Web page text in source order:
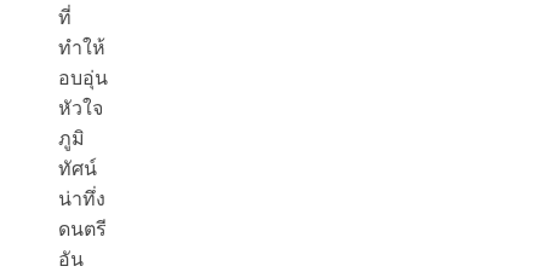
ที่
ทำให้
อบอุ่น
หัวใจ
ภูมิ
ทัศน์
น่าทึ่ง
ดนตรี
อัน